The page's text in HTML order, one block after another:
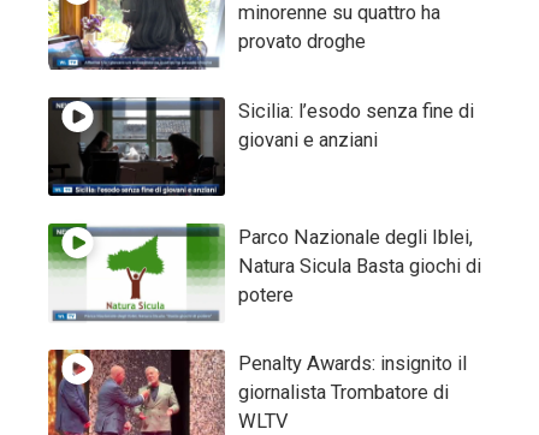
minorenne su quattro ha
provato droghe
Sicilia: l’esodo senza fine di
giovani e anziani
Parco Nazionale degli Iblei,
Natura Sicula Basta giochi di
potere
Penalty Awards: insignito il
giornalista Trombatore di
WLTV